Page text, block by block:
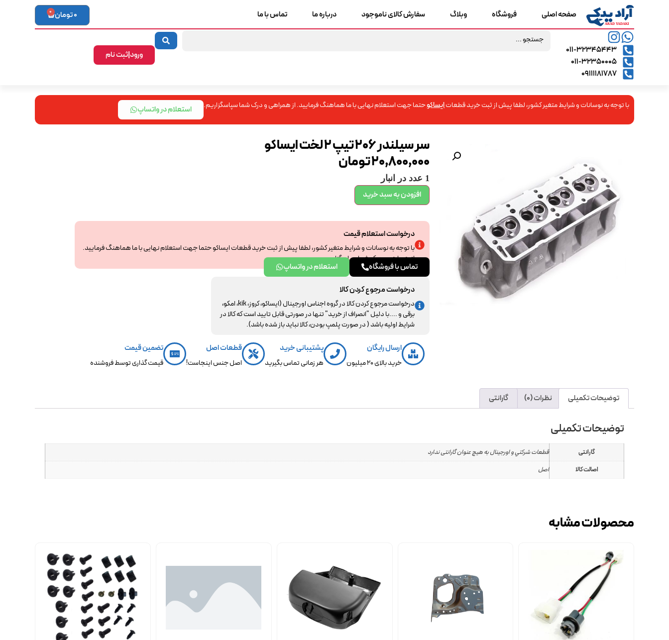
۰۱۱-۳۲۳۴۵۴۴۳
۰۱۱-۳۲۳۵۰۰۰۵
09111181787
ورود|ثبت نام
صفحه اصلی فروشگاه وبلاگ سفارش کالای ناموجود درباره ما تماس با ما 0تومان 0
با توجه به نوسانات و شرایط متغیر کشور، لطفا پیش از ثبت خرید قطعاتایساکوحتما جهت استعلام نهایی با ما هماهنگ فرمایید. از همراهی و درک شما سپاسگزاریم. استعلام در واتساپ
سر سیلندر 206 تیپ 2 لخت ایساکو
20,800,000تومان
1 عدد در انبار
افزودن به سبد خرید
درخواست استعلام قیمت
با توجه به نوسانات و شرایط متغیر کشور، لطفا پیش از ثبت خرید قطعات ایساکو حتما جهت استعلام نهایی با ما هماهنگ فرمایید.
از همراهی و درک شما سپاسگزاریم.
تماس با فروشگاه
استعلام در واتساپ
درخواست مرجوع کردن کالا
درخواست مرجوع کردن کالا در گروه اجناس اورجینال (ایساکو، کروز، kik، امکو،
برقی و ....با دلیل "انصراف از خرید" تنها در صورتی قابل تایید است که کالا در
شرایط اولیه باشد ( در صورت پلمپ بودن، کالا نباید باز شده باشد).
ارسال رایگان
خرید بالای 20 میلیون
پشتیبانی خرید
هر زمانی تماس بگیرید
قطعات اصل
اصل جنس اینجاست!
تضمین قیمت
قیمت گذاری توسط فروشنده
توضیحات تکمیلی نظرات (0) گارانتی
توضیحات تکمیلی
گارانتی
قطعات شرکتي و اورجينال به هيچ عنوان گارانتی ندارد
اصالت کالا
اصل
محصولات مشابه